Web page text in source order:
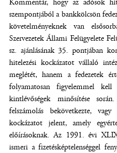
Kommentár, hogy az adósok
szempontjából a bankkölcsön
követelményeknek van
Szervezetek Állami Felügyelete
sz. ajánlásának 35. pontjában
hitelezési kockázatot vállaló
meglétét, hanem a fedezetek
folyamatosan figyelemmel
kintlévőségek minősítése
felszámolás bekövetkezte,
kockázatot jelent, amely
előírásoknak. Az 1991. évi
ismeri a fizetésképtelenséggel